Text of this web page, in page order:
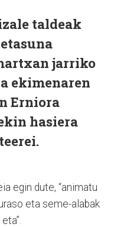
taldeak
jarriko
ekimenaren
Erniora
hasiera
egin dute, “animatu
eta seme-alabak